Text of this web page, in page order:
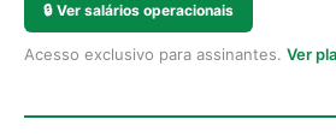
🔒 Ver salários operacionais
Acesso exclusivo para assinantes. Ver